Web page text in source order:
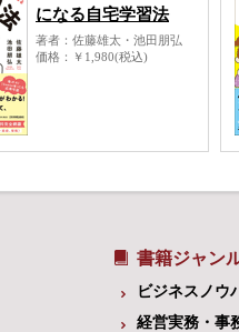
になる自宅学習法
著者
佐藤雄太・池田朋弘
価格
￥1,980(税込)
書籍ジャン
ビジネスノウ
経営実務・事